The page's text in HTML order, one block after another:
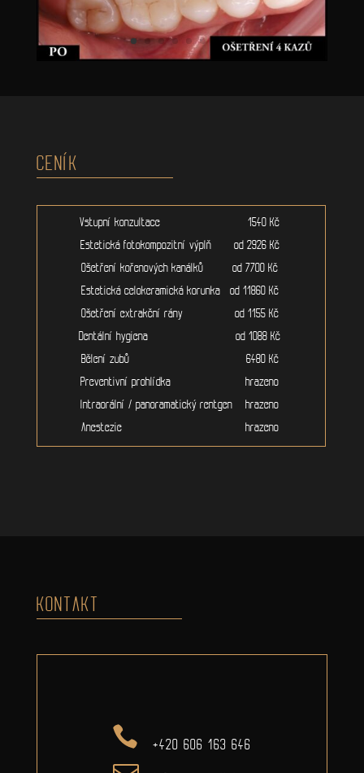
CENÍK
Vstupní konzultace 1540 Kč
Estetická fotokompozitní výplň od 2926 Kč
Ošetření kořenových kanálků od 7700 Kč
Estetická celokeramická korunka od 11860 Kč
Ošetření extrakční rány od 1155 Kč
Dentální hygiena od 1088 Kč
Bělení zubů 6480 Kč
Preventivní prohlídka hrazeno
Intraorální / panoramatický rentgen hrazeno
Anestezie hrazeno
KONTAKT
+420 606 163 646